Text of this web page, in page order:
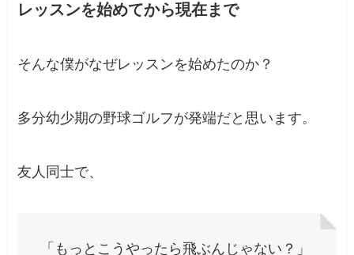
レッスンを始めてから現在まで
そんな僕がなぜレッスンを始めたのか？
多分幼少期の野球ゴルフが発端だと思います。
友人同士で、
「もっとこうやったら飛ぶんじゃない？」